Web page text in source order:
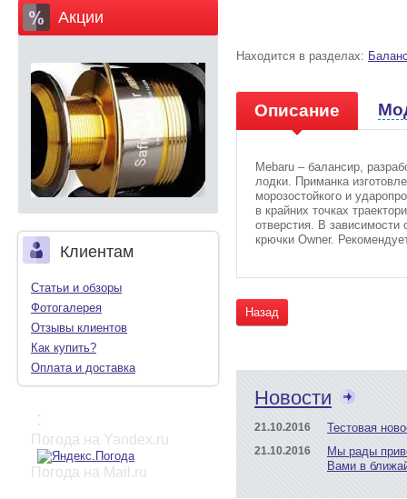
Акции
Клиентам
Статьи и обзоры
Фотогалерея
Отзывы клиентов
Как купить?
Оплата и доставка
:
Погода на Yandex.ru
Погода на Mail.ru
Находится в разделах:
Описание
Mebaru – балансир,
лодки. Приманка
морозостойкого и
в крайних точках
отверстия. В зависимости
крючки Owner.
Назад
Новости
21.10.2016 Тестовая
21.10.2016
Мы рады
Вами в